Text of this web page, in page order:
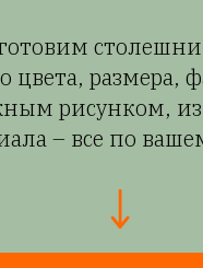
цвета, размера,
рисунком, из
– все по